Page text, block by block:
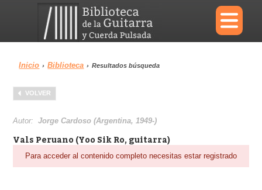
×
Menu
Biblioteca
Inicio › Biblioteca › Resultados búsqueda
VOLVER
Autor:Jorge Cardoso (Argentina, 1949-)
Vals Peruano (Yoo Sik Ro, guitarra)
Para acceder al contenido completo necesitas estar registrado